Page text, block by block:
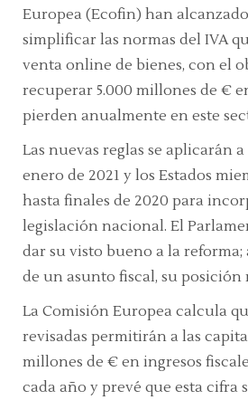
Europea (Ecofin) han
simplificar las normas del IVA
venta online de bienes, con el
recuperar 5.000 millones de €
pierden anualmente en este
Las nuevas reglas se aplicarán
enero de 2021 y los Estados
hasta finales de 2020 para
legislación nacional. El
dar su visto bueno a la reforma;
de un asunto fiscal, su posición
La Comisión Europea calcula
revisadas permitirán a las
millones de € en ingresos
cada año y prevé que esta cifra